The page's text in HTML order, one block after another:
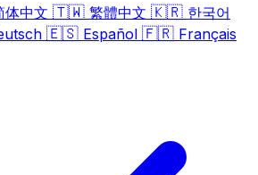
体中文 🇹🇼 繁體中文 🇰🇷 한국어
🇪🇸 Español 🇫🇷 Français